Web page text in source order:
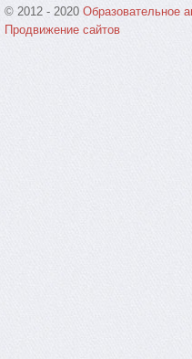
© 2012 - 2020 Образовательное
Продвижение сайтов